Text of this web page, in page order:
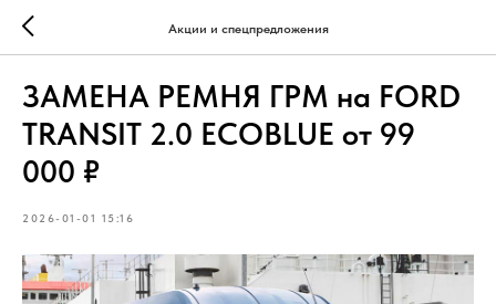
Акции и спецпредложения
ЗАМЕНА РЕМНЯ ГРМ на FORD
TRANSIT 2.0 ECOBLUE от 99
000 ₽
2026-01-01 15:16